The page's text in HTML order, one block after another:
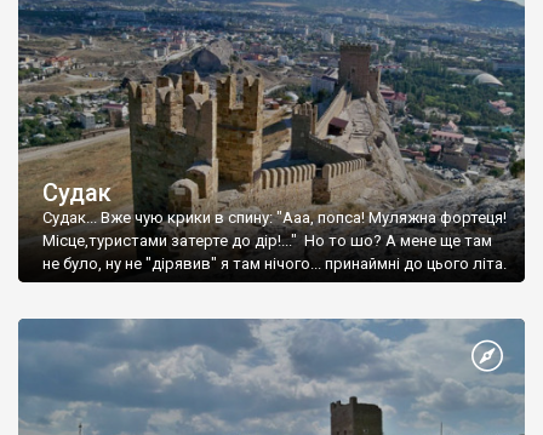
Судак
Судак... Вже чую крики в спину: "Ааа, попса! Муляжна фортеця!
Місце,туристами затерте до дір!..." Но то шо? А мене ще там
не було, ну не "дірявив" я там нічого... принаймні до цього літа.